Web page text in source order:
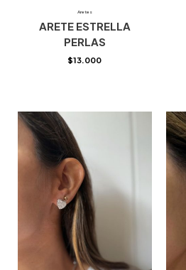
Aretes
ARETE ESTRELLA
PERLAS
$13.000